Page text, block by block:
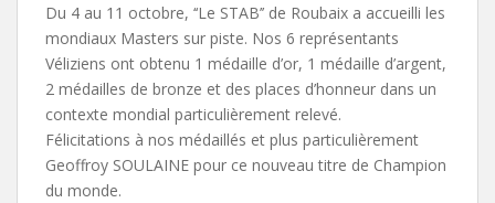
Du 4 au 11 octobre, ‘‘Le STAB’’ de Roubaix a accueilli les
mondiaux Masters sur piste. Nos 6 représentants
Véliziens ont obtenu 1 médaille d’or, 1 médaille d’argent,
2 médailles de bronze et des places d’honneur dans un
contexte mondial particulièrement relevé.
Félicitations à nos médaillés et plus particulièrement
Geoffroy SOULAINE pour ce nouveau titre de Champion
du monde.